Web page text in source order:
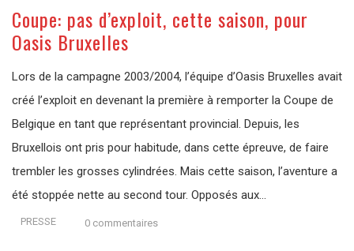
Coupe: pas d’exploit, cette saison, pour
Oasis Bruxelles
Lors de la campagne 2003/2004, l’équipe d’Oasis Bruxelles avait
créé l’exploit en devenant la première à remporter la Coupe de
Belgique en tant que représentant provincial. Depuis, les
Bruxellois ont pris pour habitude, dans cette épreuve, de faire
trembler les grosses cylindrées. Mais cette saison, l’aventure a
été stoppée nette au second tour. Opposés aux…
PRESSE 0 commentaires